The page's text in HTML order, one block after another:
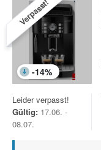
Verpasst!
-14%
Leider verpasst!
Gültig: 17.06. -
08.07.